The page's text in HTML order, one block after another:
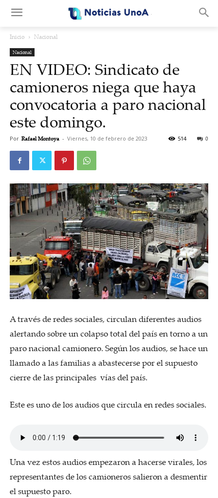
Inicio Nacional
Nacional
EN VIDEO: Sindicato de
camioneros niega que haya
convocatoria a paro nacional
este domingo.
Por Rafael Montoya - Viernes, 10 de febrero de 2023 0
514
A través de redes sociales, circulan diferentes audios
alertando sobre un colapso total del país en torno a un
paro nacional camionero. Según los audios, se hace un
llamado a las familias a abastecerse por el supuesto
cierre de las principales vías del país.
Este es uno de los audios que circula en redes sociales.
Una vez estos audios empezaron a hacerse virales, los
representantes de los camioneros salieron a desmentir
el supuesto paro.